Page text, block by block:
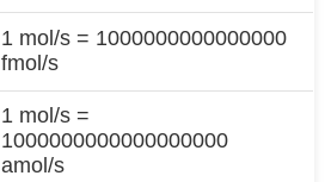
1 mol/s = 1000000000000000
fmol/s
1 mol/s =
1000000000000000000
amol/s